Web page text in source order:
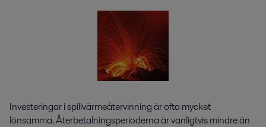
Investeringar i spillvärmeåtervinning är ofta mycket
lönsamma. Återbetalningsperioderna är vanligtvis mindre än